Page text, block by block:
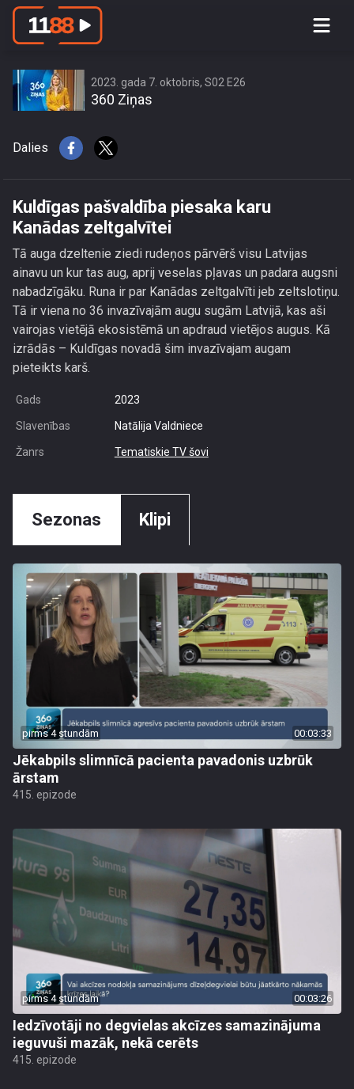
Kuldīgas pašvaldība piesaka karu
2023. gada 7. oktobris, S02 E26
360 Ziņas
Dalies
Kuldīgas pašvaldība piesaka karu
Kanādas zeltgalvītei
Tā auga dzeltenie ziedi rudeņos pārvērš visu Latvijas
ainavu un kur tas aug, aprij veselas pļavas un padara augsni
nabadzīgāku. Runa ir par Kanādas zeltgalvīti jeb zeltslotiņu.
Tā ir viena no 36 invazīvajām augu sugām Latvijā, kas aši
vairojas vietējā ekosistēmā un apdraud vietējos augus. Kā
izrādās – Kuldīgas novadā šim invazīvajam augam
pieteikts karš.
Gads 2023
Slavenības Natālija Valdniece
Žanrs Tematiskie TV šovi
Sezonas Klipi
pirms 4 stundām 00:03:33
Jēkabpils slimnīcā pacienta pavadonis uzbrūk
ārstam
415. epizode
pirms 4 stundām 00:03:26
Iedzīvotāji no degvielas akcīzes samazinājuma
ieguvuši mazāk, nekā cerēts
415. epizode